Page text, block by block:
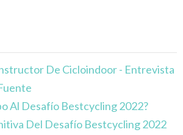
De Cicloindoor - Entrevista
Al Desafío Bestcycling 2022?
Del Desafío Bestcycling 2022